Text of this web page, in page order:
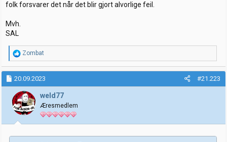
folk forsvarer det når det blir gjort alvorlige feil.
Mvh.
SAL
R
e
a
k
s
j
o
n
e
r
Zombat
20.09.2023 #21.223
weld77
Æresmedlem